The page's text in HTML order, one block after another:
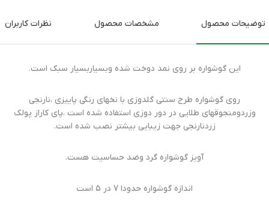
توضیحات محصول مشخصات محصول نظرات کاربران
این گوشواره بر روی نمد دوخت شده وبسیاربسیار سبک است.
روی گوشواره طرح سنتی گلدوزی با نخهای رنگی پاییزی ،نارنجی
وزردومنجوقهای طلایی در دور دوزی استفاده شده است ،پای کاراز پولک
زردنارنجی جهت زیبایی بیشتر نصب شده است.
آویز گوشواره گرد وضد حساسیت هست.
اندازه گوشواره حدودا 7 در 5 است